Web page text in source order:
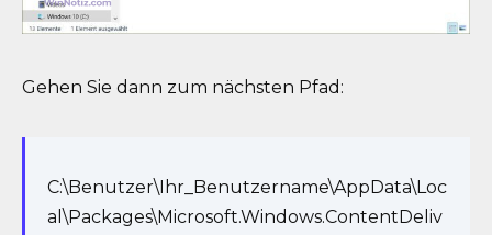
Gehen Sie dann zum nächsten Pfad:
C:\Benutzer\Ihr_Benutzername\AppData\Loc
al\Packages\Microsoft.Windows.ContentDeliv